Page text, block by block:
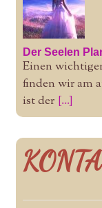
Der Seelen
Einen
finden wir am
ist der [...]